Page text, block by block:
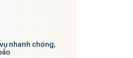
vụ nhanh chóng,